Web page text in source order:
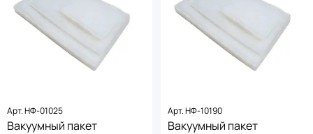
Ширина,мм
Длина,мм
100В наличии
Арт.НФ-01025
Вакуумный пакет
Арт.НФ-10190
Вакуумный пакет